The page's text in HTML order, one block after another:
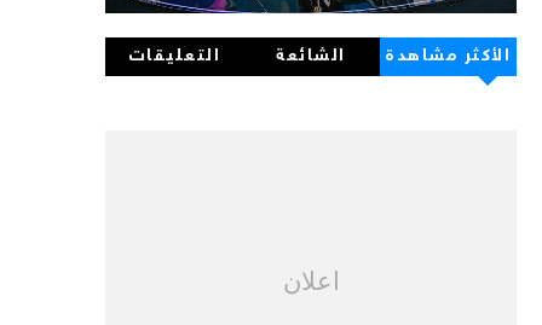
الأكثر مشاهدة الشائعة التعليقات
اعلان